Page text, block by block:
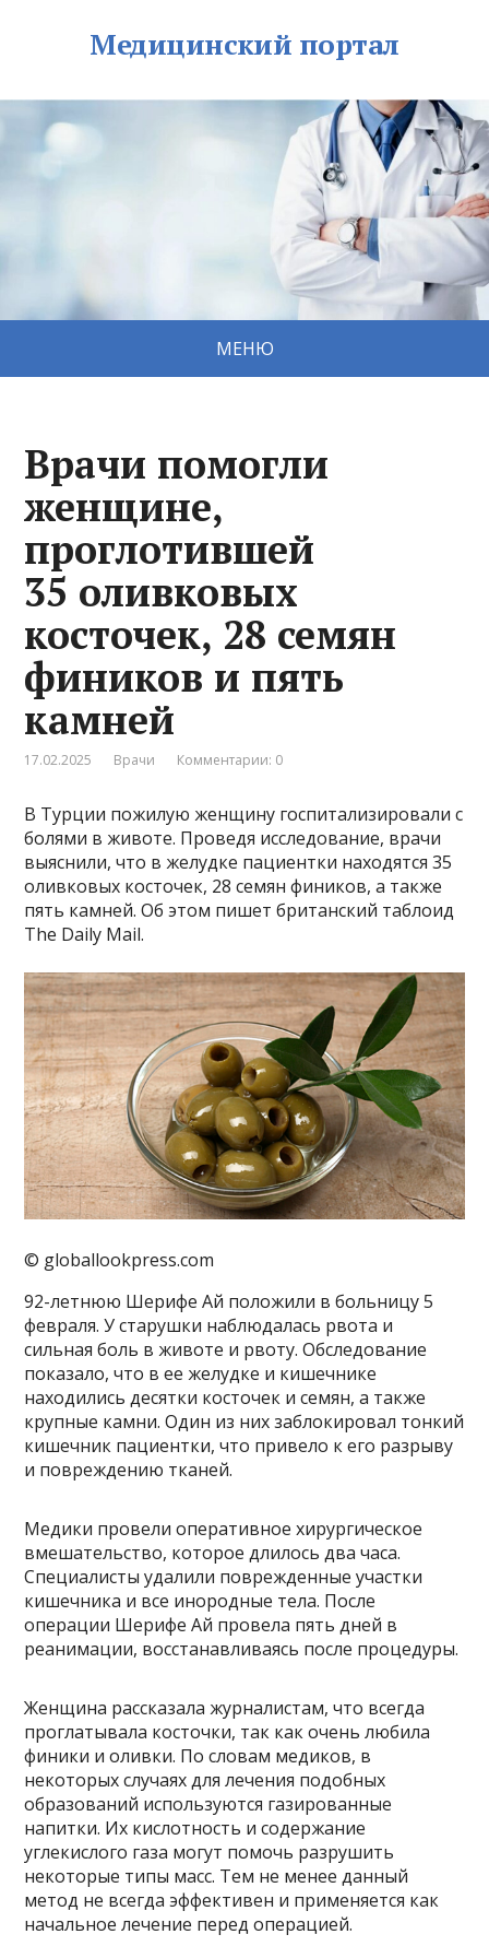
Медицинский портал
МЕНЮ
Врачи помогли
женщине,
проглотившей
35 оливковых
косточек, 28 семян
фиников и пять
камней
17.02.2025 Врачи Комментарии: 0
В Турции пожилую женщину госпитализировали с
болями в животе. Проведя исследование, врачи
выяснили, что в желудке пациентки находятся 35
оливковых косточек, 28 семян фиников, а также
пять камней. Об этом пишет британский таблоид
The Daily Mail.
© globallookpress.com
92-летнюю Шерифе Ай положили в больницу 5
февраля. У старушки наблюдалась рвота и
сильная боль в животе и рвоту. Обследование
показало, что в ее желудке и кишечнике
находились десятки косточек и семян, а также
крупные камни. Один из них заблокировал тонкий
кишечник пациентки, что привело к его разрыву
и повреждению тканей.
Медики провели оперативное хирургическое
вмешательство, которое длилось два часа.
Специалисты удалили поврежденные участки
кишечника и все инородные тела. После
операции Шерифе Ай провела пять дней в
реанимации, восстанавливаясь после процедуры.
Женщина рассказала журналистам, что всегда
проглатывала косточки, так как очень любила
финики и оливки. По словам медиков, в
некоторых случаях для лечения подобных
образований используются газированные
напитки. Их кислотность и содержание
углекислого газа могут помочь разрушить
некоторые типы масс. Тем не менее данный
метод не всегда эффективен и применяется как
начальное лечение перед операцией.